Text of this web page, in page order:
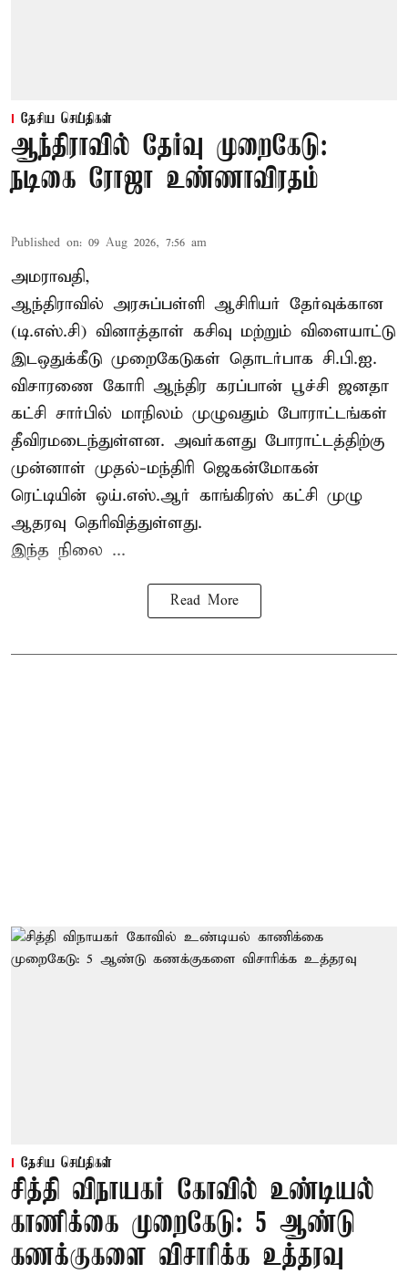
தேசிய செய்திகள்
ஆந்திராவில் தேர்வு முறைகேடு:
நடிகை ரோஜா உண்ணாவிரதம்
Published on: 09 Aug 2026, 7:56 am
அமராவதி,
ஆந்திராவில் அரசுப்பள்ளி ஆசிரியர் தேர்வுக்கான
(டி.எஸ்.சி) வினாத்தாள் கசிவு மற்றும் விளையாட்டு
இடஒதுக்கீடு முறைகேடுகள் தொடர்பாக சி.பி.ஐ.
விசாரணை கோரி ஆந்திர கரப்பான் பூச்சி ஜனதா
கட்சி சார்பில் மாநிலம் முழுவதும் போராட்டங்கள்
தீவிரமடைந்துள்ளன. அவர்களது போராட்டத்திற்கு
முன்னாள் முதல்-மந்திரி ஜெகன்மோகன்
ரெட்டியின் ஒய்.எஸ்.ஆர் காங்கிரஸ் கட்சி முழு
ஆதரவு தெரிவித்துள்ளது.
இந்த நிலை ...
Read More
தேசிய செய்திகள்
சித்தி விநாயகர் கோவில் உண்டியல்
காணிக்கை முறைகேடு: 5 ஆண்டு
கணக்குகளை விசாரிக்க உத்தரவு